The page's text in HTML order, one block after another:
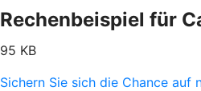
Rechenbeispiel für
95 KB
Sichern Sie sich die Chance auf